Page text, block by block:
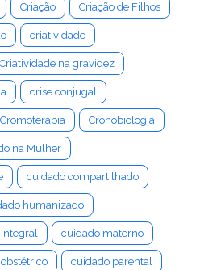
Criação Criação de Filhos
criatividade
Criatividade na gravidez
crise conjugal
Cromoterapia Cronobiologia
na Mulher
cuidado compartilhado
humanizado
cuidado materno
cuidado parental